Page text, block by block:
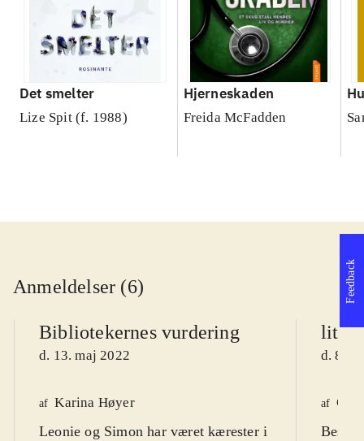
Det smelter
Lize Spit (f. 1988)
Hjerneskaden
Freida McFadden
Anmeldelser (6)
Bibliotekernes vurdering
d. 13. maj 2022
af Karina Høyer
Leonie og Simon har været kærester i
d. 8.
af
Feedback